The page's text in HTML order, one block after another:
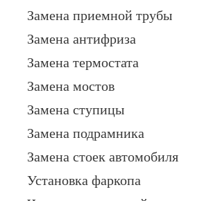
Замена приемной трубы
Замена антифриза
Замена термостата
Замена мостов
Замена ступицы
Замена подрамника
Замена стоек автомобиля
Установка фаркопа